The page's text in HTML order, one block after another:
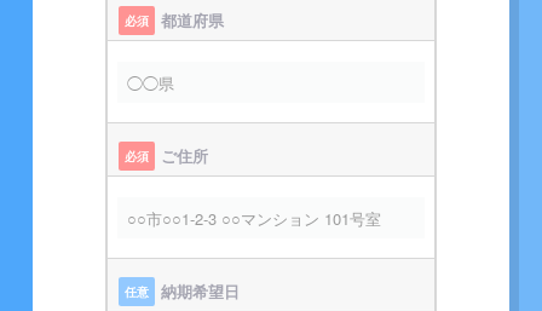
必須 都道府県
必須 ご住所
任意 納期希望日